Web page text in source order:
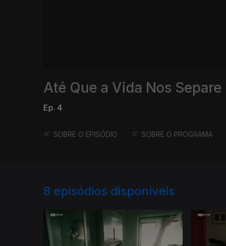
Até Que a Vida Nos Separe
Ep. 4
SOBRE O EPISÓDIO SOBRE O PROGRAMA
8 episódios disponíveis